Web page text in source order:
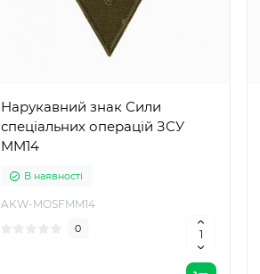
Нарукавний знак Сили
спеціальних операцій ЗСУ
MM14
В наявності
AKW-MOSFMM14
0